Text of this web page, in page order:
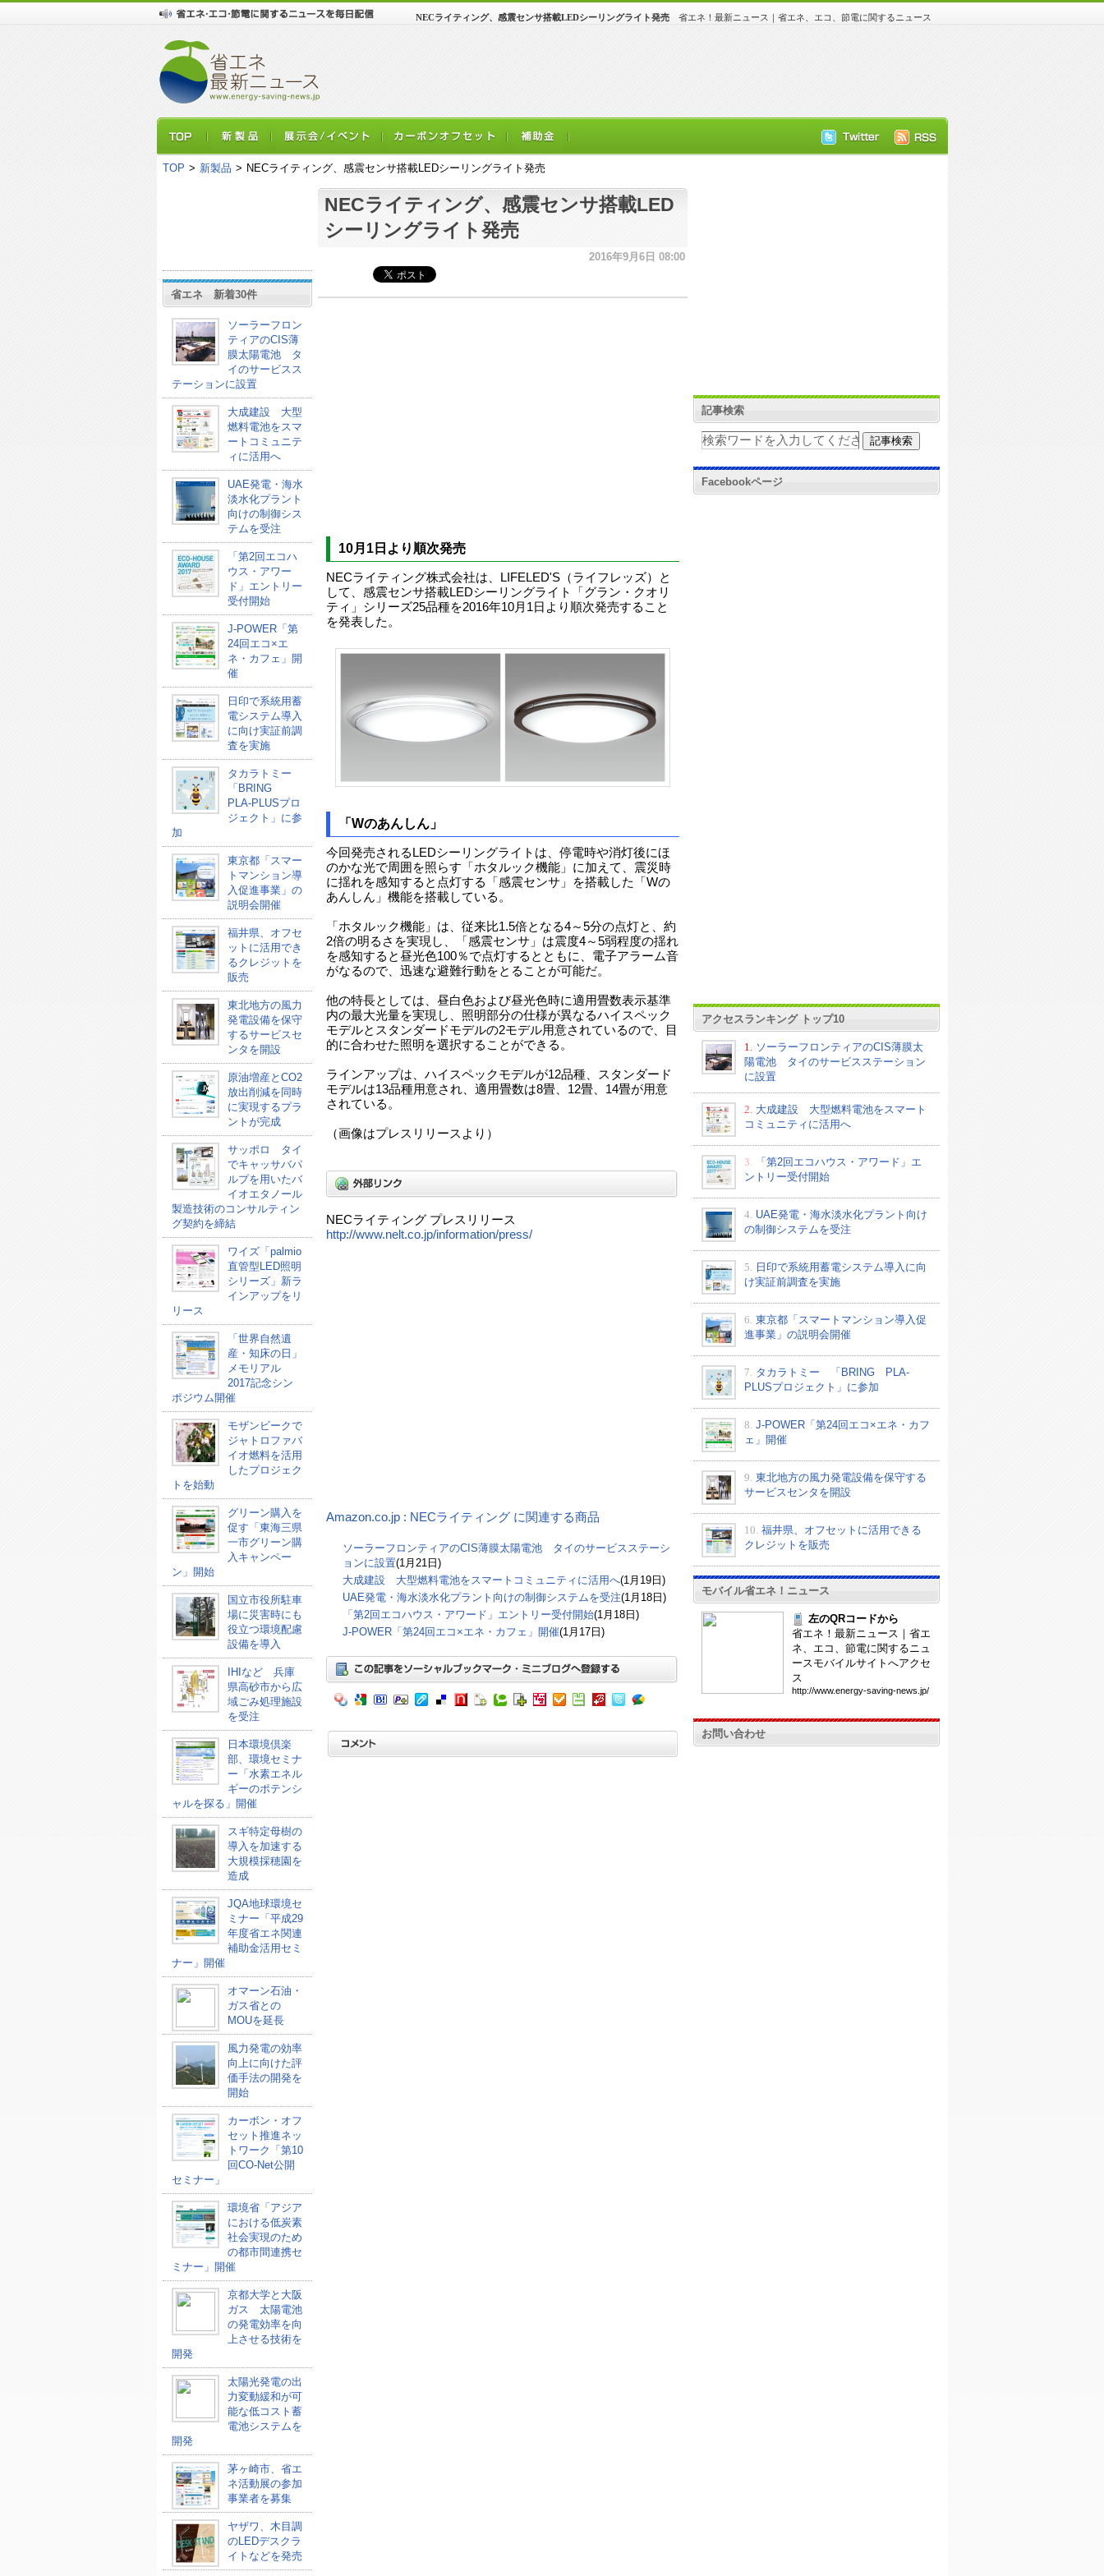
省エネ！最新ニュース｜省エネ、エコ、節電に関するニュース
NECライティング、感震センサ搭載LEDシーリングライト発売
TOP > 新製品 > NECライティング、感震センサ搭載LEDシーリングライト発売
省エネ 新着30件
ソーラーフロン
ティアのCIS薄
膜太陽電池 タ
イのサービスス
テーションに設置
大成建設 大型
燃料電池をスマ
ートコミュニテ
ィに活用へ
UAE発電・海水
淡水化プラント
向けの制御シス
テムを受注
「第2回エコハ
ウス・アワー
ド」エントリー
受付開始
J-POWER「第
24回エコ×エ
ネ・カフェ」開
催
日印で系統用蓄
電システム導入
に向け実証前調
査を実施
タカラトミー
「BRING
PLA-PLUSプロ
ジェクト」に参
加
東京都「スマー
トマンション導
入促進事業」の
説明会開催
福井県、オフセ
ットに活用でき
るクレジットを
販売
東北地方の風力
発電設備を保守
するサービスセ
ンタを開設
原油増産とCO2
放出削減を同時
に実現するプラ
ントが完成
サッポロ タイ
でキャッサバパ
ルプを用いたバ
イオエタノール
製造技術のコンサルティン
グ契約を締結
ワイズ「palmio
直管型LED照明
シリーズ」新ラ
インアップをリ
リース
「世界自然遺
産・知床の日」
メモリアル
2017記念シン
ポジウム開催
モザンビークで
ジャトロファバ
イオ燃料を活用
したプロジェク
トを始動
グリーン購入を
促す「東海三県
一市グリーン購
入キャンペー
ン」開始
国立市役所駐車
場に災害時にも
役立つ環境配慮
設備を導入
IHIなど 兵庫
県高砂市から広
域ごみ処理施設
を受注
日本環境倶楽
部、環境セミナ
ー「水素エネル
ギーのポテンシ
ャルを探る」開催
スギ特定母樹の
導入を加速する
大規模採穂園を
造成
JQA地球環境セ
ミナー「平成29
年度省エネ関連
補助金活用セミ
ナー」開催
オマーン石油・
ガス省との
MOUを延長
風力発電の効率
向上に向けた評
価手法の開発を
開始
カーボン・オフ
セット推進ネッ
トワーク「第10
回CO-Net公開
セミナー」
環境省「アジア
における低炭素
社会実現のため
の都市間連携セ
ミナー」開催
京都大学と大阪
ガス 太陽電池
の発電効率を向
上させる技術を
開発
太陽光発電の出
力変動緩和が可
能な低コスト蓄
電池システムを
開発
茅ヶ崎市、省エ
ネ活動展の参加
事業者を募集
ヤザワ、木目調
のLEDデスクラ
イトなどを発売
NECライティング、感震センサ搭載LED
シーリングライト発売
2016年9月6日 08:00
10月1日より順次発売
NECライティング株式会社は、LIFELED'S（ライフレッズ）と
して、感震センサ搭載LEDシーリングライト「グラン・クオリ
ティ」シリーズ25品種を2016年10月1日より順次発売すること
を発表した。
「Wのあんしん」
今回発売されるLEDシーリングライトは、停電時や消灯後にほ
のかな光で周囲を照らす「ホタルック機能」に加えて、震災時
に揺れを感知すると点灯する「感震センサ」を搭載した「Wの
あんしん」機能を搭載している。
「ホタルック機能」は、従来比1.5倍となる4～5分の点灯と、約
2倍の明るさを実現し、「感震センサ」は震度4～5弱程度の揺れ
を感知すると昼光色100％で点灯するとともに、電子アラーム音
がなるので、迅速な避難行動をとることが可能だ。
他の特長としては、昼白色および昼光色時に適用畳数表示基準
内の最大光量を実現し、照明部分の仕様が異なるハイスペック
モデルとスタンダードモデルの2モデル用意されているので、目
的に合わせた照明を選択することができる。
ラインアップは、ハイスペックモデルが12品種、スタンダード
モデルは13品種用意され、適用畳数は8畳、12畳、14畳が用意
されている。
（画像はプレスリリースより）
NECライティング プレスリリース
http://www.nelt.co.jp/information/press/
Amazon.co.jp : NECライティング に関連する商品
ソーラーフロンティアのCIS薄膜太陽電池 タイのサービスステーシ
ョンに設置(1月21日)
大成建設 大型燃料電池をスマートコミュニティに活用へ(1月19日)
UAE発電・海水淡水化プラント向けの制御システムを受注(1月18日)
「第2回エコハウス・アワード」エントリー受付開始(1月18日)
J-POWER「第24回エコ×エネ・カフェ」開催(1月17日)
記事検索
Facebookページ
アクセスランキング トップ10
1.
ソーラーフロンティアのCIS薄膜太
陽電池 タイのサービスステーション
に設置
2. 大成建設 大型燃料電池をスマート
コミュニティに活用へ
3.
「第2回エコハウス・アワード」エ
ントリー受付開始
4. UAE発電・海水淡水化プラント向け
の制御システムを受注
5.
日印で系統用蓄電システム導入に向
け実証前調査を実施
6. 東京都「スマートマンション導入促
進事業」の説明会開催
7. タカラトミー 「BRING PLA-
PLUSプロジェクト」に参加
8. J-POWER「第24回エコ×エネ・カフ
ェ」開催
9. 東北地方の風力発電設備を保守する
サービスセンタを開設
10. 福井県、オフセットに活用できる
クレジットを販売
モバイル省エネ！ニュース
左のQRコードから
省エネ！最新ニュース｜省エ
ネ、エコ、節電に関するニュ
ースモバイルサイトへアクセ
ス
http://www.energy-saving-news. jp/
お問い合わせ